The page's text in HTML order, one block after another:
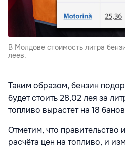
В Молдове стоимость литра
леев.
Таким образом, бензин
будет стоить 28,02 лея за
топливо вырастет на 18
Отметим, что правительство
расчёта цен на топливо, и